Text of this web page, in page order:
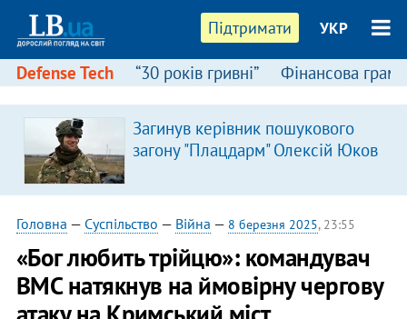
Підтримати УКР
Defense Tech “30 років гривні” Фінансова
Загинув керівник пошукового
загону "Плацдарм" Олексій Юков
Головна — Суспільство — Війна — 8 березня 2025, 23:55
«Бог любить трійцю»: командувач
ВМС натякнув на ймовірну чергову